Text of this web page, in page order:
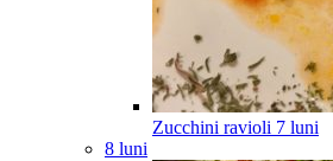
Zucchini ravioli 7 luni
8 luni